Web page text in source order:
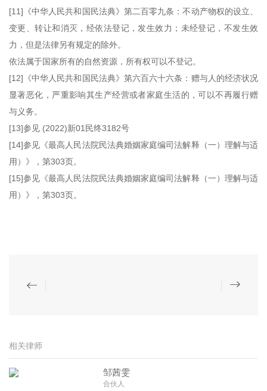
[11]《中华人民共和国民法典》第二百零九条：不动产物权的设立、
变更、转让和消灭，经依法登记，发生效力；未经登记，不发生效
力，但是法律另有规定的除外。
依法属于国家所有的自然资源，所有权可以不登记。
[12]《中华人民共和国民法典》第六百六十六条：赠与人的经济状况
显著恶化，严重影响其生产经营或者家庭生活的，可以不再履行赠
与义务。
[13]参见 (2022)新01民终3182号
[14]参见《最高人民法院民法典婚姻家庭编司法解释（一）理解与适
用）》，第303页。
[15]参见《最高人民法院民法典婚姻家庭编司法解释（一）理解与适
用）》，第303页。
相关律师
邹茜雯
合伙人